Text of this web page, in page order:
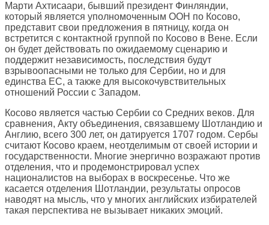
Марти Ахтисаари, бывший президент Финляндии,
который является уполномоченным ООН по Косово,
представит свои предложения в пятницу, когда он
встретится с контактной группой по Косово в Вене. Если
он будет действовать по ожидаемому сценарию и
поддержит независимость, последствия будут
взрывоопасными не только для Сербии, но и для
единства ЕС, а также для высокочувствительных
отношений России с Западом.
Косово является частью Сербии со Средних веков. Для
сравнения, Акту объединения, связавшему Шотландию и
Англию, всего 300 лет, он датируется 1707 годом. Сербы
считают Косово краем, неотделимым от своей истории и
государственности. Многие энергично возражают против
отделения, что и продемонстрировал успех
националистов на выборах в воскресенье. Что же
касается отделения Шотландии, результаты опросов
наводят на мысль, что у многих английских избирателей
такая перспектива не вызывает никаких эмоций.